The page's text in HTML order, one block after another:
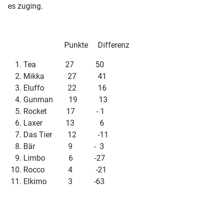
es zuging.
Punkte Differenz
Tea 27 50
Mikka 27 41
Eluffo 22 16
Gunman 19 13
Rocket 17 - 1
Laxer 13 6
Das Tier 12 -11
Bär 9 - 3
Limbo 6 -27
Rocco 4 -21
Elkimo 3 -63